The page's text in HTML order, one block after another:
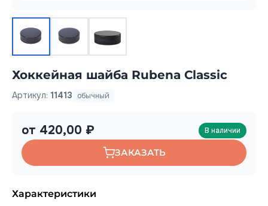
Хоккейная шайба Rubena Classic
Артикул: 11413 обычный
от 420,00 ₽ В наличии
ЗАКАЗАТЬ
Характеристики